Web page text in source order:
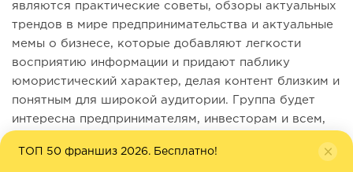
являются практические советы, обзоры актуальных
трендов в мире предпринимательства и актуальные
мемы о бизнесе, которые добавляют легкости
восприятию информации и придают паблику
юмористический характер, делая контент близким и
понятным для широкой аудитории. Группа будет
интересна предпринимателям, инвесторам и всем,
развлечься и поднять настроение.
ТОП 50 франшиз 2026. Бесплатно!